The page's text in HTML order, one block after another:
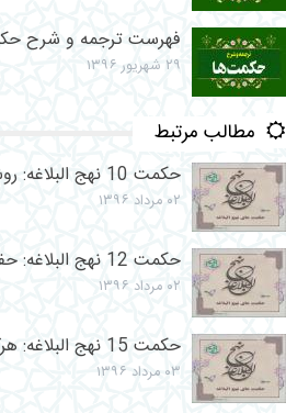
فهرست ترجمه و شرح
۲۹ شهریور ۱۳۹۶
مطالب مرتبط
حکمت 10 نهج البلاغه: روش معاشرت با مردم
۰۲ مرداد ۱۳۹۶
حکمت 12 نهج البلاغه: حفظ دوست
۰۲ مرداد ۱۳۹۶
حکمت 15 نهج البلاغه: هرکسی درخور سرزنش نیست
۰۳ مرداد ۱۳۹۶